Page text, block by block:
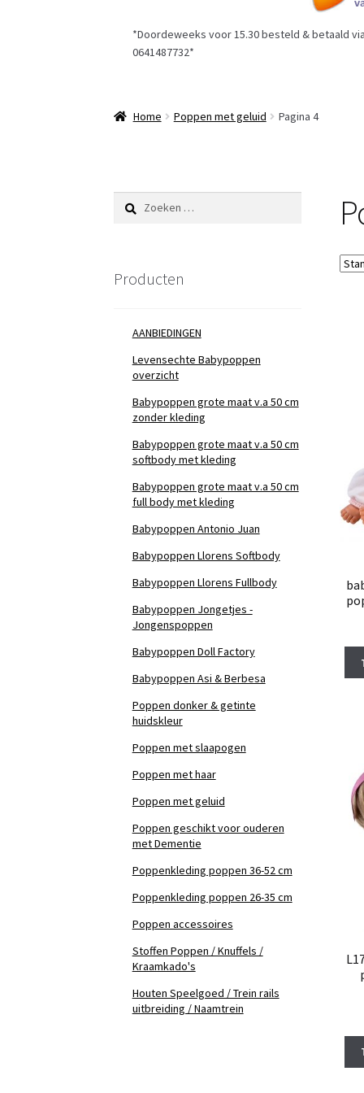
*Doordeweeks voor 15.30 besteld & betaald
0641487732*
Home Poppen met geluid Pagina 4
Zoeken
naar:
Producten
AANBIEDINGEN
Levensechte Babypoppen
overzicht
Babypoppen grote maat v.a 50 cm
zonder kleding
Babypoppen grote maat v.a 50 cm
softbody met kleding
Babypoppen grote maat v.a 50 cm
full body met kleding
Babypoppen Antonio Juan
Babypoppen Llorens Softbody
Babypoppen Llorens Fullbody
Babypoppen Jongetjes -
Jongenspoppen
Babypoppen Doll Factory
Babypoppen Asi & Berbesa
Poppen donker & getinte
huidskleur
Poppen met slaapogen
Poppen met haar
Poppen met geluid
Poppen geschikt voor ouderen
met Dementie
Poppenkleding poppen 36-52 cm
Poppenkleding poppen 26-35 cm
Poppen accessoires
Stoffen Poppen / Knuffels /
Kraamkado's
Houten Speelgoed / Trein rails
uitbreiding / Naamtrein